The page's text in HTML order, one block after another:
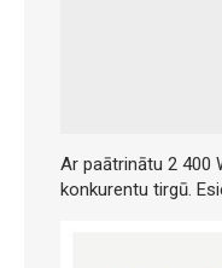
Ar paātrinātu 2 400
konkurentu tirgū.